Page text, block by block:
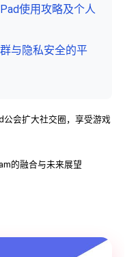
使用攻略及个人
与隐私安全的平
会扩大社交圈，享受游戏
的融合与未来展望